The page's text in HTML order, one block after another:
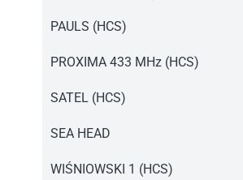
Instrukcja pilot T4.pdf
PAULS (HCS)
Instrukcja pilot T4.pdf
PROXIMA 433 MHz (HCS)
Instrukcja pilot T4.pdf
SATEL (HCS)
Instrukcja pilot T4.pdf
SEA HEAD
Instrukcja pilot T4.pdf
WIŚNIOWSKI 1 (HCS)